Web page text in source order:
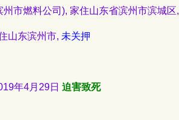
市燃料公司), 家住山东省滨州市滨城区,
山东滨州市, 未关押
年4月29日 迫害致死